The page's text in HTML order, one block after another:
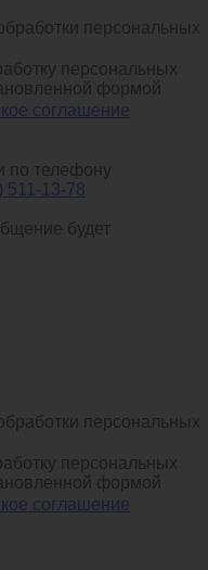
персональных
персональных
формой
соглашение
по телефону
511-13-78
будет
персональных
персональных
формой
соглашение